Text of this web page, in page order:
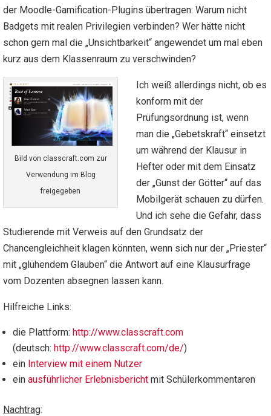
der Moodle-Gamification-Plugins übertragen: Warum nicht
Badgets mit realen Privilegien verbinden? Wer hätte nicht
schon gern mal die „Unsichtbarkeit“ angewendet um mal eben
kurz aus dem Klassenraum zu verschwinden?
Bild von classcraft.com zur
Verwendung im Blog
freigegeben
Ich weiß allerdings nicht, ob es
konform mit der
Prüfungsordnung ist, wenn
man die „Gebetskraft“ einsetzt
um während der Klausur in
Hefter oder mit dem Einsatz
der „Gunst der Götter“ auf das
Mobilgerät schauen zu dürfen.
Und ich sehe die Gefahr, dass
Studierende mit Verweis auf den Grundsatz der
Chancengleichheit klagen könnten, wenn sich nur der „Priester“
mit „glühendem Glauben“ die Antwort auf eine Klausurfrage
vom Dozenten absegnen lassen kann.
Hilfreiche Links:
die Plattform: http://www.classcraft.com
(deutsch: http://www.classcraft.com/de/)
ein Interview mit einem Nutzer
ein ausführlicher Erlebnisbericht mit Schülerkommentaren
Nachtrag: